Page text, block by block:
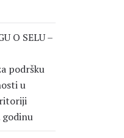
O SELU –
podršku
u
godinu